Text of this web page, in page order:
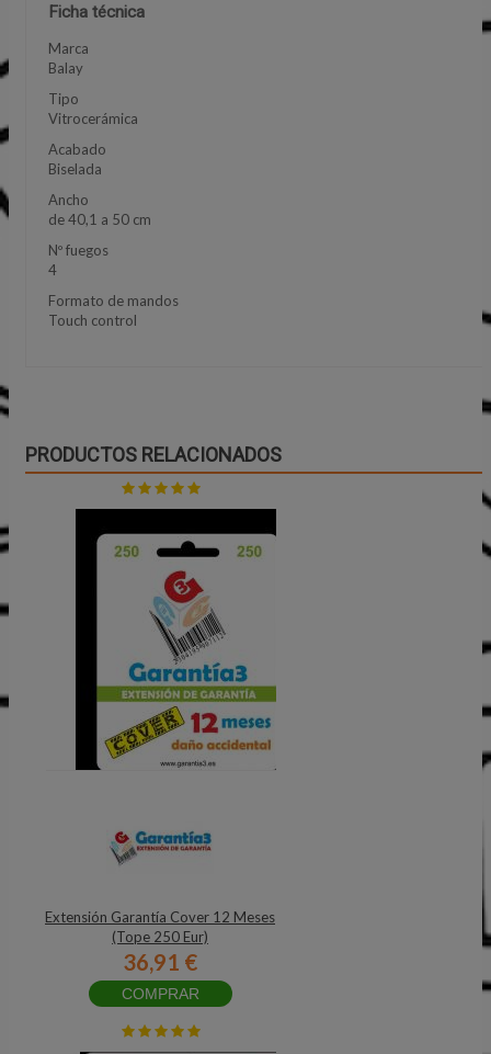
Ficha técnica
Marca
Balay
Tipo
Vitrocerámica
Acabado
Biselada
Ancho
de 40,1 a 50 cm
Nº fuegos
4
Formato de mandos
Touch control
PRODUCTOS RELACIONADOS
Extensión Garantía Cover 12 Meses
(Tope 250 Eur)
36,91 €
COMPRAR